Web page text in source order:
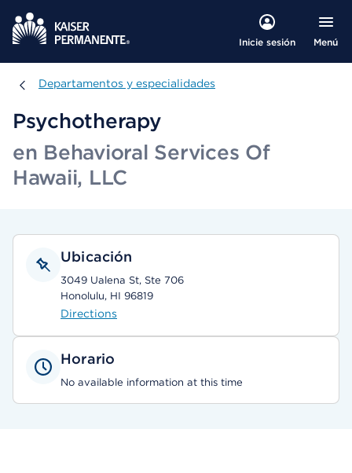
Inicie sesión Menú
Departamentos y especialidades
Departamentos y especialidades
Psychotherapy
en Behavioral Services Of
Hawaii, LLC
Ubicación
3049 Ualena St, Ste 706
Honolulu, HI 96819
Directions
Horario
No available information at this time